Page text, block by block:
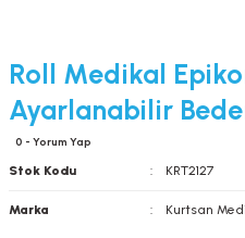
Roll Medikal
Ayarlanabilir
0 - Yorum Yap
Stok Kodu KRT2127
Marka Kurtsan